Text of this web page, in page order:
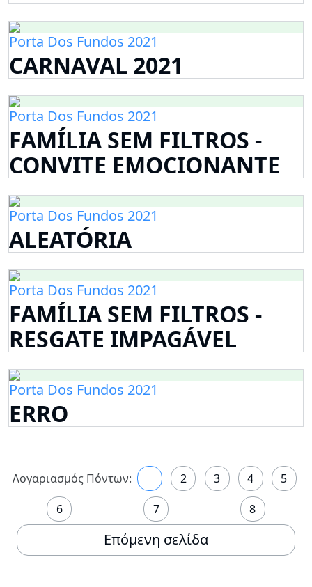
Porta Dos Fundos 2021
CARNAVAL 2021
Porta Dos Fundos 2021
FAMÍLIA SEM FILTROS -
CONVITE EMOCIONANTE
Porta Dos Fundos 2021
ALEATÓRIA
Porta Dos Fundos 2021
FAMÍLIA SEM FILTROS -
RESGATE IMPAGÁVEL
Porta Dos Fundos 2021
ERRO
Λογαριασμός Πόντων: 2 3 4
5
6
7 8
Επόμενη σελίδα